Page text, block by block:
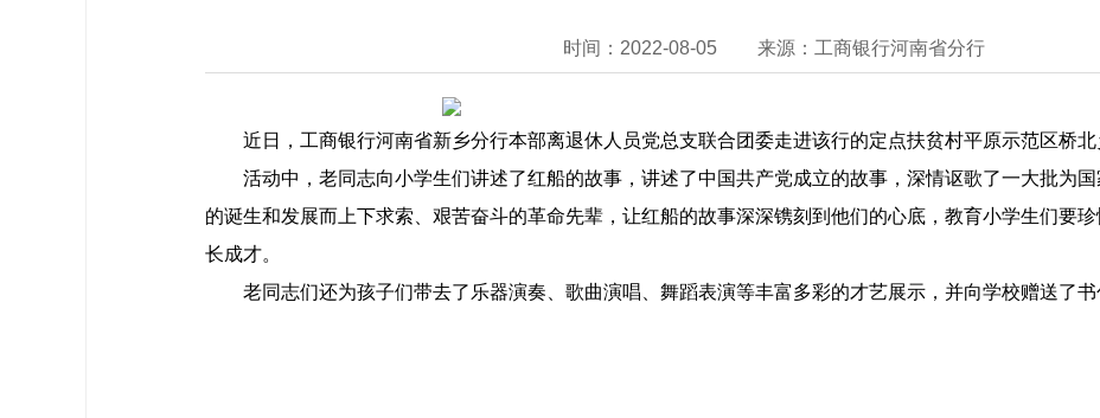
时间：2022-08-05 来源：工商银行河南省分行
近日，工商银行河南省新乡分行本部离退休人员党总支联合团委走进该行的定点扶贫村平原示范区桥北
活动中，老同志向小学生们讲述了红船的故事，讲述了中国共产党成立的故事，深情讴歌了一大批为国
的诞生和发展而上下求索、艰苦奋斗的革命先辈，让红船的故事深深镌刻到他们的心底，教育小学生们要
长成才。
老同志们还为孩子们带去了乐器演奏、歌曲演唱、舞蹈表演等丰富多彩的才艺展示，并向学校赠送了书